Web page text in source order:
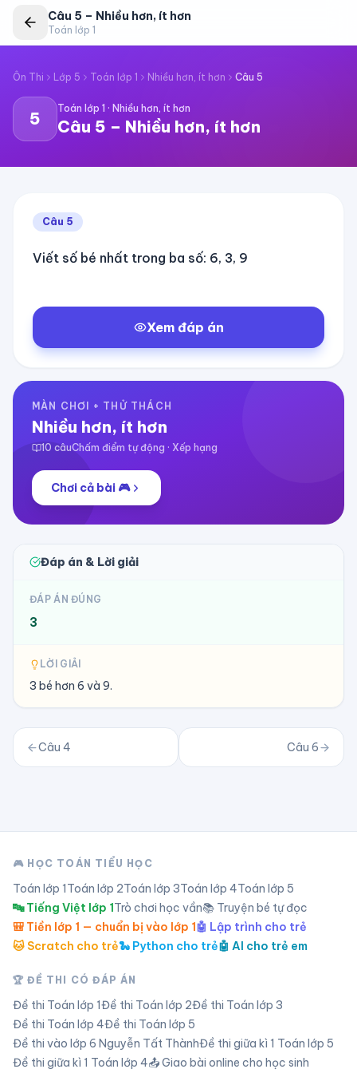
Câu 5 – Nhiều hơn, ít hơn
Toán lớp 1
Ôn Thi Lớp 5 Toán lớp 1 Nhiều hơn, ít hơn Câu 5
5
Toán lớp 1 · Nhiều hơn, ít hơn
Câu 5 – Nhiều hơn, ít hơn
Câu 5
Viết số bé nhất trong ba số: 6, 3, 9
Xem đáp án
MÀN CHƠI + THỬ THÁCH
Nhiều hơn, ít hơn
10 câuChấm điểm tự động · Xếp hạng
Chơi cả bài 🎮
Đáp án & Lời giải
ĐÁP ÁN ĐÚNG
3
LỜI GIẢI
3 bé hơn 6 và 9.
Câu 4 Câu 6
🎮 HỌC TOÁN TIỂU HỌC
Toán lớp 1Toán lớp 2Toán lớp 3Toán lớp 4Toán lớp 5
🔤 Tiếng Việt lớp 1Trò chơi học vần📚 Truyện bé tự đọc
🎒 Tiền lớp 1 — chuẩn bị vào lớp 1🤖 Lập trình cho trẻ
🐱 Scratch cho trẻ🐍 Python cho trẻ🤖 AI cho trẻ em
🏆 ĐỀ THI CÓ ĐÁP ÁN
Đề thi Toán lớp 1Đề thi Toán lớp 2Đề thi Toán lớp 3
Đề thi Toán lớp 4Đề thi Toán lớp 5
Đề thi vào lớp 6 Nguyễn Tất ThànhĐề thi giữa kì 1 Toán lớp 5
Đề thi giữa kì 1 Toán lớp 4📤 Giao bài online cho học sinh